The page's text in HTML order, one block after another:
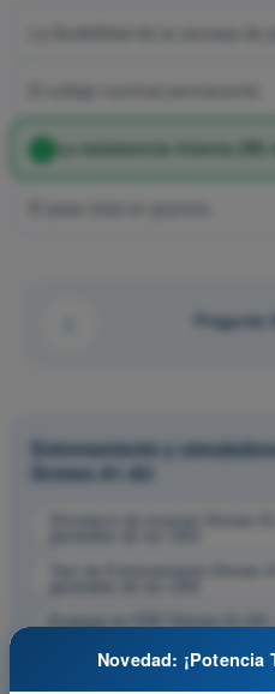
La resistencia interna (IR)
Pregunta
Entrenamiento y
Drones A1-A3
Simulacro de examen Drones
Test de Entrenamiento Drones
Examen en PDF Drones A1-A3
Novedad: ¡Potencia